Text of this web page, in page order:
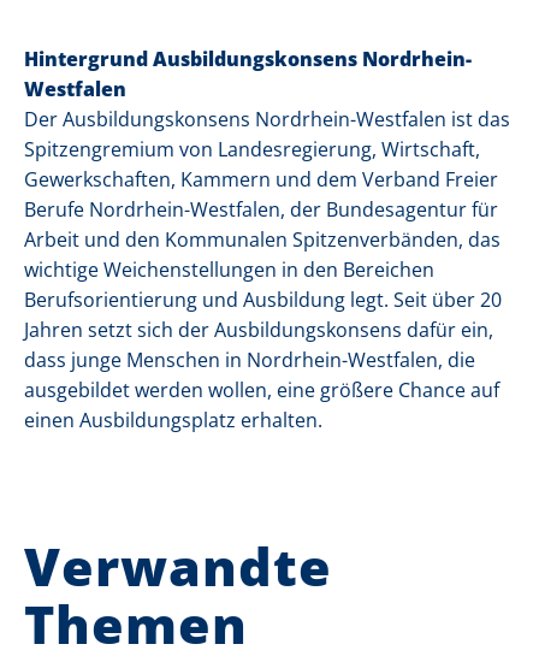
Hintergrund Ausbildungskonsens Nordrhein-
Westfalen
Der Ausbildungskonsens Nordrhein-Westfalen ist das
Spitzengremium von Landesregierung, Wirtschaft,
Gewerkschaften, Kammern und dem Verband Freier
Berufe Nordrhein-Westfalen, der Bundesagentur für
Arbeit und den Kommunalen Spitzenverbänden, das
wichtige Weichenstellungen in den Bereichen
Berufsorientierung und Ausbildung legt. Seit über 20
Jahren setzt sich der Ausbildungskonsens dafür ein,
dass junge Menschen in Nordrhein-Westfalen, die
ausgebildet werden wollen, eine größere Chance auf
einen Ausbildungsplatz erhalten.
Verwandte
Themen